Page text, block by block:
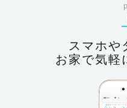
スマホや
お家で気軽